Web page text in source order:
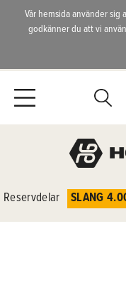
Reservdelar SLANG
Vår hemsida använder sig
godkänner du att vi